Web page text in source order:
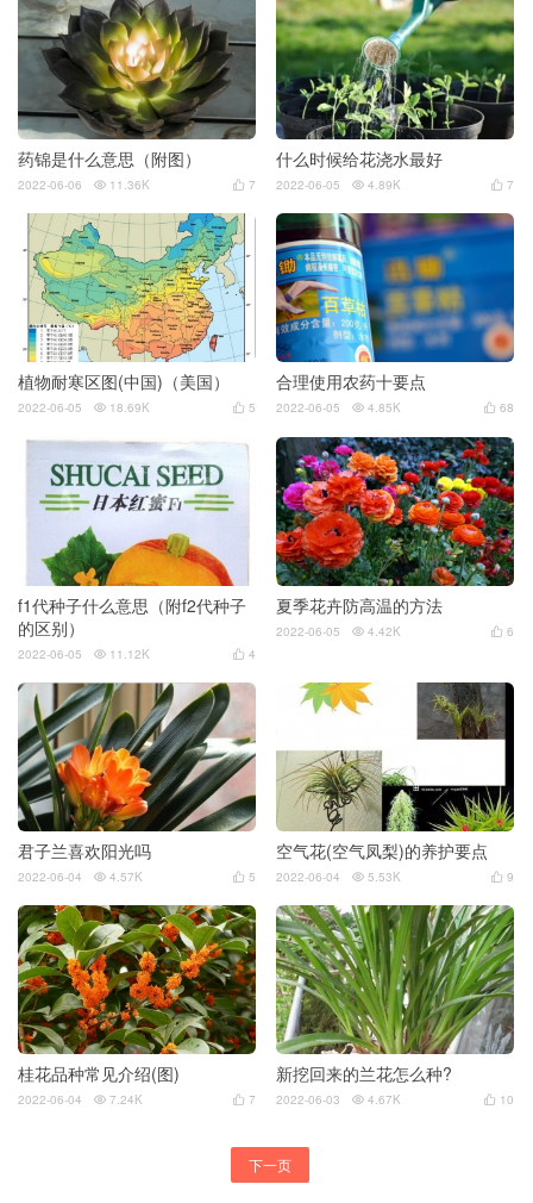
药锦是什么意思（附图）
 7
2022-06-06  11.36K
什么时候给花浇水最好
 7
2022-06-05  4.89K
植物耐寒区图(中国)（美国）
 5
2022-06-05  18.69K
合理使用农药十要点
 68
2022-06-05  4.85K
f1代种子什么意思（附f2代种子
的区别）
 4
2022-06-05  11.12K
夏季花卉防高温的方法
 6
2022-06-05  4.42K
君子兰喜欢阳光吗
 5
2022-06-04  4.57K
空气花(空气凤梨)的养护要点
 9
2022-06-04  5.53K
桂花品种常见介绍(图)
 7
2022-06-04  7.24K
新挖回来的兰花怎么种?
 10
2022-06-03  4.67K
下一页